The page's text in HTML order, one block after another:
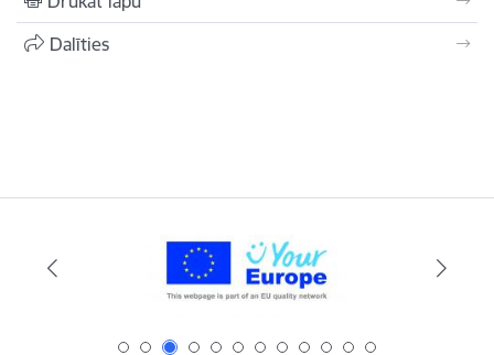
Dalīties